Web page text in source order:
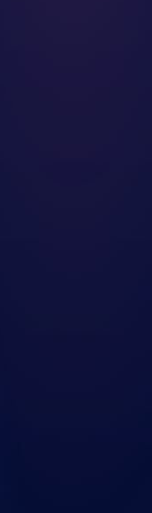
project
conform onze